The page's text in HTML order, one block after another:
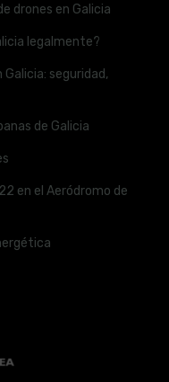
drones en Galicia
legalmente?
seguridad,
de Galicia
en el Aeródromo de